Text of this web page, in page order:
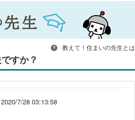
教えて！住まいの先生とは
すか？
2020/7/28 03:13:58